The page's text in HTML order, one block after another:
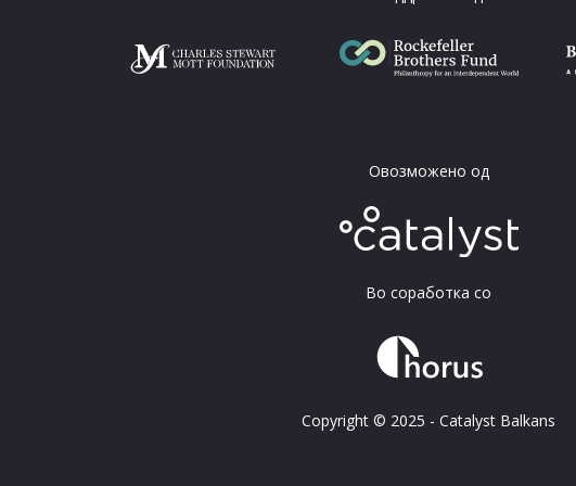
Овозможено од
Во соработка со
Copyright © 2025 - Catalyst Balkans